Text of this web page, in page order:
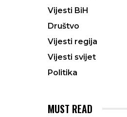
Vijesti BiH
Društvo
Vijesti regija
Vijesti svijet
Politika
MUST READ